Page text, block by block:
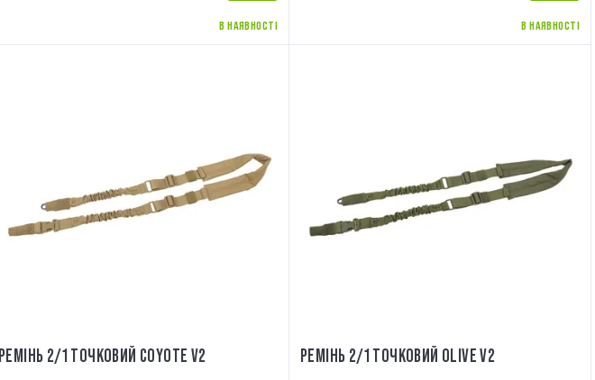
В НАЯВНОСТІ В НАЯВНОСТІ
РЕМІНЬ 2/1 ТОЧКОВИЙ COYOTE V2 РЕМІНЬ 2/1 ТОЧКОВИЙ OLIVE V2